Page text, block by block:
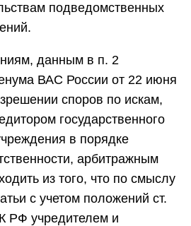
подведомственных
данным в п. 2
ВАС России от 22 июня
споров по искам,
государственного
в порядке
арбитражным
из того, что по смыслу
с учетом положений ст.
РФ учредителем и